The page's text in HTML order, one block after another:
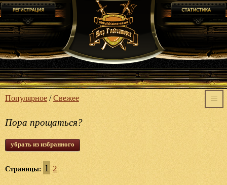
Популярное /Свежее
Пора прощаться?
убрать из избранного
Страницы: 1 2